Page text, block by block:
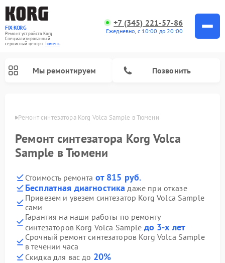
FIX-KORG
Ремонт устройств Korg
Специализированный
cервисный центр г.Тюмень
+7 (345) 221-57-86
Ежедневно, с 10:00 до 20:00
Мы ремонтируем Позвонить
Ремонт синтезатора Korg Volca Sample в Тюмени
Ремонт синтезатора Korg Volca
Sample в Тюмени
Стоимость ремонта от 815 руб.
Бесплатная диагностика даже при отказе
Привезем и увезем синтезатор Korg Volca Sample
сами
Гарантия на наши работы по ремонту
синтезаторов Korg Volca Sample до 3-х лет
Срочный ремонт синтезаторов Korg Volca Sample
в течении часа
Скидка для вас до 20%